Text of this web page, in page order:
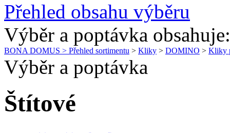
Přehled obsahu výběru
Výběr a poptávka
BONA DOMUS > Přehled sortimentu > Kliky > DOMINO > Kliky
Výběr a poptávka
Štítové